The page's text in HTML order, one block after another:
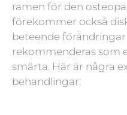
ramen för den
förekommer också
beteende
rekommenderas som
smärta. Här är några
behandlingar: